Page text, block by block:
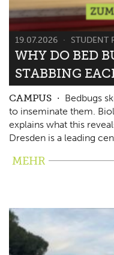
19.07.2026 STUDENT
WHY DO BED
STABBING
CAMPUS
Bedbugs
to inseminate them.
explains what this
Dresden is a leading
MEHR